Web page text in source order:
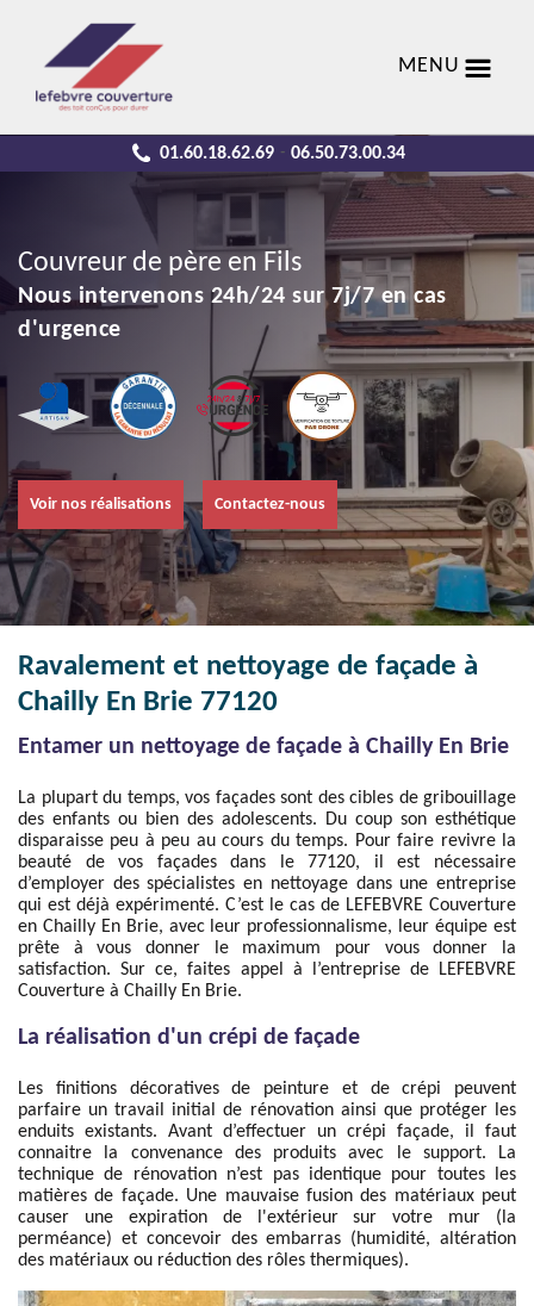
MENU
01.60.18.62.69 - 06.50.73.00.34
Couvreur de père en Fils
Nous intervenons 24h/24 sur 7j/7 en cas
d'urgence
Voir nos réalisations Contactez-nous
Ravalement et nettoyage de façade à
Chailly En Brie 77120
Entamer un nettoyage de façade à Chailly En Brie
La plupart du temps, vos façades sont des cibles de gribouillage
des enfants ou bien des adolescents. Du coup son esthétique
disparaisse peu à peu au cours du temps. Pour faire revivre la
beauté de vos façades dans le 77120, il est nécessaire
d’employer des spécialistes en nettoyage dans une entreprise
qui est déjà expérimenté. C’est le cas de LEFEBVRE Couverture
en Chailly En Brie, avec leur professionnalisme, leur équipe est
prête à vous donner le maximum pour vous donner la
satisfaction. Sur ce, faites appel à l’entreprise de LEFEBVRE
Couverture à Chailly En Brie.
La réalisation d'un crépi de façade
Les finitions décoratives de peinture et de crépi peuvent
parfaire un travail initial de rénovation ainsi que protéger les
enduits existants. Avant d’effectuer un crépi façade, il faut
connaitre la convenance des produits avec le support. La
technique de rénovation n’est pas identique pour toutes les
matières de façade. Une mauvaise fusion des matériaux peut
causer une expiration de l'extérieur sur votre mur (la
perméance) et concevoir des embarras (humidité, altération
des matériaux ou réduction des rôles thermiques).